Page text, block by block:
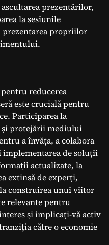
prezentărilor,
la sesiunile
prezentarea propriilor
reducerea
este crucială pentru
Participarea la
și protejării mediului
a învăța, a colabora
implementarea de soluții
actualizate, la
extinsă de experți,
construirea unui viitor
relevante pentru
și implicați-vă activ
către o economie